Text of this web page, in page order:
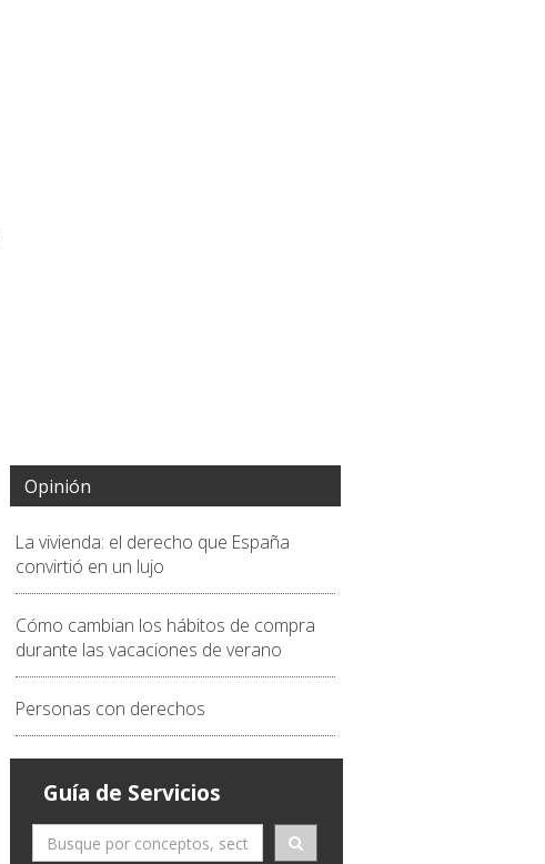
Opinión
La vivienda: el derecho que España
convirtió en un lujo
Cómo cambian los hábitos de compra
durante las vacaciones de verano
Personas con derechos
Guía de Servicios